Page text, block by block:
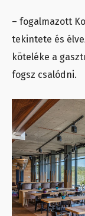
– fogalmazott
tekintete és
köteléke a
fogsz csalódni.